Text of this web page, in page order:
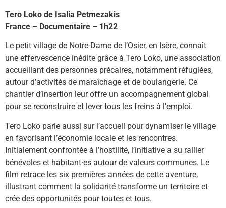
Tero Loko de Isalia Petmezakis
France – Documentaire – 1h22
Le petit village de Notre-Dame de l’Osier, en Isère, connaît
une effervescence inédite grâce à Tero Loko, une association
accueillant des personnes précaires, notamment réfugiées,
autour d’activités de maraîchage et de boulangerie. Ce
chantier d’insertion leur offre un accompagnement global
pour se reconstruire et lever tous les freins à l’emploi.
Tero Loko parie aussi sur l’accueil pour dynamiser le village
en favorisant l’économie locale et les rencontres.
Initialement confrontée à l’hostilité, l’initiative a su rallier
bénévoles et habitant·es autour de valeurs communes. Le
film retrace les six premières années de cette aventure,
illustrant comment la solidarité transforme un territoire et
crée des opportunités pour toutes et tous.